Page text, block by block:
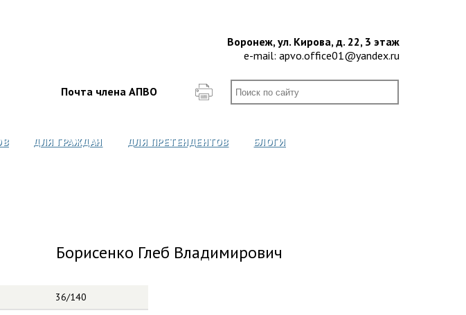
Воронеж, ул. Кирова, д. 22, 3 этаж
e-mail: apvo.office01@yandex.ru
Почта члена АПВО
ДЛЯ ГРАЖДАН ДЛЯ ПРЕТЕНДЕНТОВ
БЛОГИ
Борисенко Глеб Владимирович
36/140